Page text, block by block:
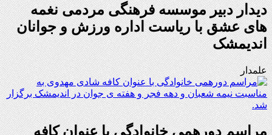
دیدار دبیر موسسه فرهنگی مردمی نغمه
های عشق با ریاست اداره ورزش و جوانان
اندیمشک
علمدار
مراسم دورهمی خانوادگی با عنوان کافه